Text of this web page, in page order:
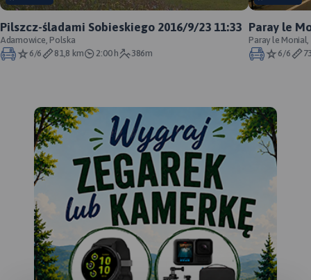
Pilszcz-śladami Sobieskiego 2016/9/23 11:33
Adamowice, Polska
6/6
81,8 km 2:00 h 386m
Paray le
Paray le Monial,
6/6